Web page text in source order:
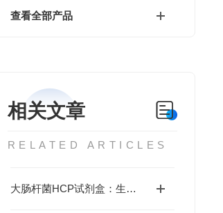
查看全部产品
相关文章
RELATED ARTICLES
大肠杆菌HCP试剂盒：生物制药工艺中不可忽视的宿主蛋白残留检测